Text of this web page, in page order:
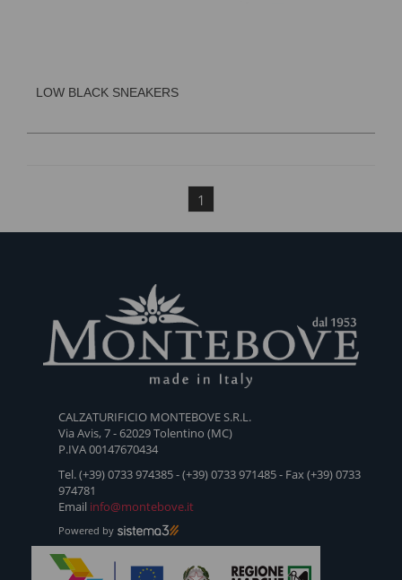
LOW BLACK SNEAKERS
1
CALZATURIFICIO MONTEBOVE S.R.L.
Via Avis, 7 - 62029 Tolentino (MC)
P.IVA 00147670434
Tel. (+39) 0733 974385 - (+39) 0733 971485 - Fax (+39) 0733
974781
Email info@montebove.it
Powered by